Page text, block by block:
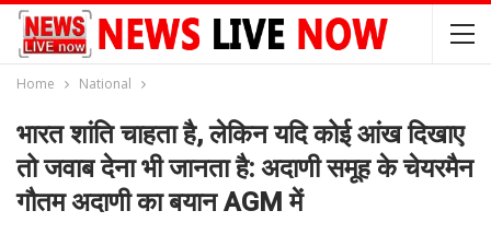
Home National
भारत शांति चाहता है, लेकिन यदि कोई आंख दिखाए
तो जवाब देना भी जानता है: अदाणी समूह के चेयरमैन
गौतम अदाणी का बयान AGM में